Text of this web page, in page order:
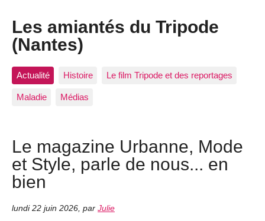
Les amiantés du Tripode
(Nantes)
Actualité Histoire Le film Tripode et des reportages
Maladie Médias
Le magazine Urbanne, Mode
et Style, parle de nous... en
bien
lundi 22 juin 2026 par Julie